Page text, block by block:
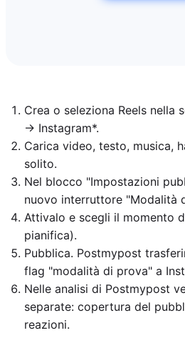
Crea o seleziona Reels nella
→ Instagram*.
Carica video, testo, musica,
solito.
Nel blocco "Impostazioni
nuovo interruttore "Modalità
Attivalo e scegli il momento
pianifica).
Pubblica. Postmypost
flag "modalità di prova" a
Nelle analisi di Postmypost
separate: copertura del
reazioni.